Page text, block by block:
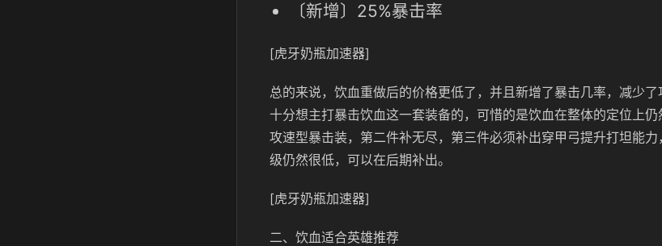
〔新增〕25%暴击率
[虎牙奶瓶加速器]
总的来说，饮血重做后的价格更低了，并且新增了暴击几率，减少
十分想主打暴击饮血这一套装备的，可惜的是饮血在整体的定位上
攻速型暴击装，第二件补无尽，第三件必须补出穿甲弓提升打坦能
级仍然很低，可以在后期补出。
[虎牙奶瓶加速器]
二、饮血适合英雄推荐